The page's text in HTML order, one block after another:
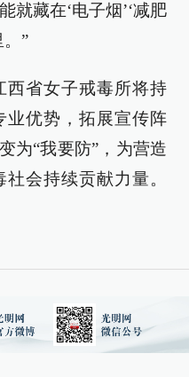
就藏在‘电子烟’‘减肥
”
西省女子戒毒所将持
业优势，拓展宣传阵
为“我要防”，为营造
会持续贡献力量。